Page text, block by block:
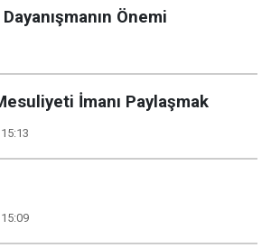
Önemi
İmanı Paylaşmak